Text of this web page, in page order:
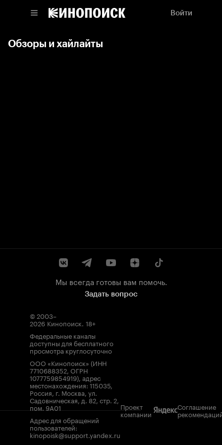
Войти
Обзоры и хайлайты
Мы всегда готовы вам помочь.
Задать вопрос
© 2003–
2026 Кинопоиск. 18+
Федеральные каналы
доступны для бесплатного
просмотра круглосуточно
ООО «Кинопоиск» (ИНН
7710688352, ОГРН
1077759854919), адрес
местонахождения: 115035,
Россия, г. Москва, ул.
Садовническая, д. 82, стр. 2,
пом. 9А01
Адрес для обращений
пользователей:
kinopoisk@support.yandex.ru
Проект
компании
Соглашение